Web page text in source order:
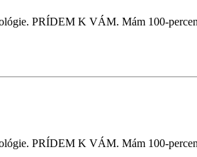
PRÍDEM K VÁM. Mám 100-
PRÍDEM K VÁM. Mám 100-